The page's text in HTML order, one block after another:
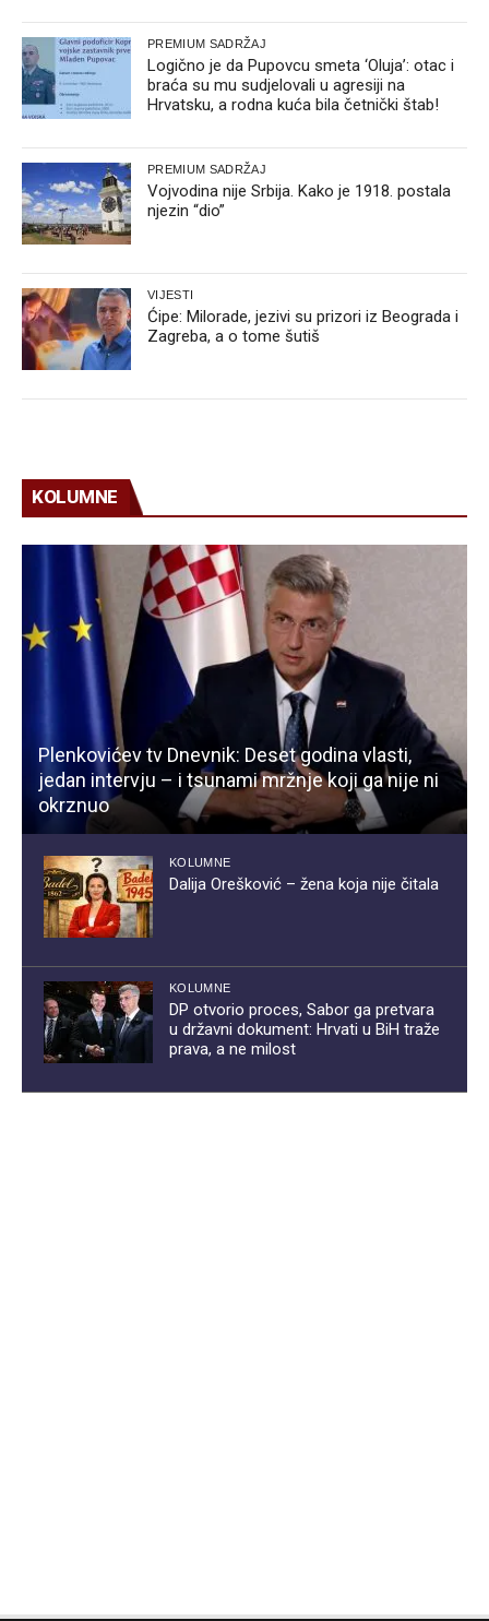
PREMIUM SADRŽAJ
Logično je da Pupovcu smeta ‘Oluja’: otac i
braća su mu sudjelovali u agresiji na
Hrvatsku, a rodna kuća bila četnički štab!
PREMIUM SADRŽAJ
Vojvodina nije Srbija. Kako je 1918. postala
njezin “dio”
VIJESTI
Ćipe: Milorade, jezivi su prizori iz Beograda i
Zagreba, a o tome šutiš
KOLUMNE
Plenkovićev tv Dnevnik: Deset godina vlasti,
jedan intervju – i tsunami mržnje koji ga nije ni
okrznuo
KOLUMNE
Dalija Orešković – žena koja nije čitala
KOLUMNE
DP otvorio proces, Sabor ga pretvara
u državni dokument: Hrvati u BiH traže
prava, a ne milost